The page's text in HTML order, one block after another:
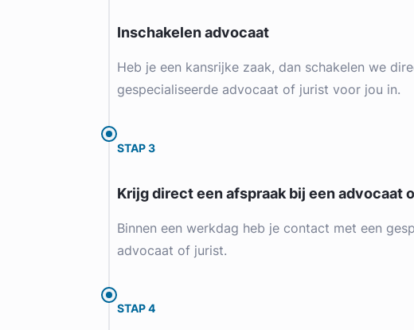
Inschakelen advocaat
Heb je een kansrijke zaak, dan schakelen we
gespecialiseerde advocaat of jurist voor jou in.
STAP 3
Krijg direct een afspraak bij een advocaat
Binnen een werkdag heb je contact met een
advocaat of jurist.
STAP 4